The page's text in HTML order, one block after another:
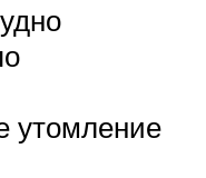
утомление